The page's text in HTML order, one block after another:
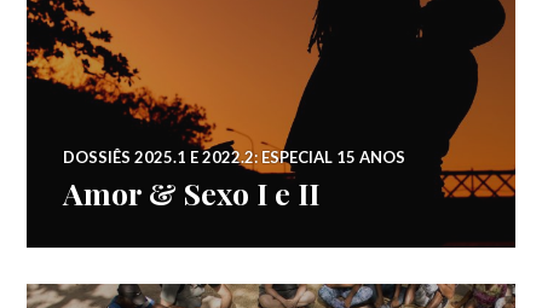
DOSSIÊS 2025.1 E 2022.2: ESPECIAL 15 ANOS
Amor & Sexo I e II